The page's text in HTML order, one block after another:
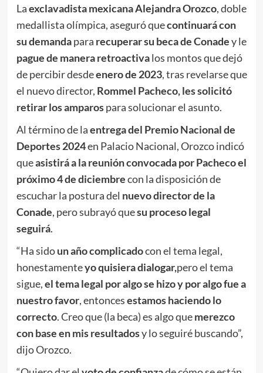
Laexclavadista mexicana Alejandra Orozco, doble
medallista olímpica, aseguró quecontinuará con
su demandapara recuperar su beca de Conadey le
pague de manera retroactivalos montos que dejó
de percibir desdeenero de 2023, tras revelarse que
el nuevo director, Rommel Pacheco, les solicitó
retirar los amparospara solucionar el asunto.
Al término de laentrega del Premio Nacional de
Deportes 2024en Palacio Nacional, Orozco indicó
queasistirá a la reunión convocada por Pacheco el
próximo 4 de diciembrecon la disposición de
escuchar la postura del nuevo director de la
Conade, pero subrayó quesu proceso legal
seguirá.
“Ha sidoun año complicadocon el tema legal,
honestamenteyo quisiera dialogar,pero el tema
sigue,el tema legal por algo se hizo y por algo fue a
nuestro favor, entoncesestamos haciendo lo
correcto. Creo que (la beca) es algo quemerezco
con base en mis resultadosy lo seguiré buscando”,
dijo Orozco.